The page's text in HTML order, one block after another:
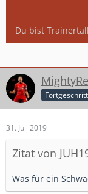
Du bist
31. Juli 2019
Zitat von
Was für ein